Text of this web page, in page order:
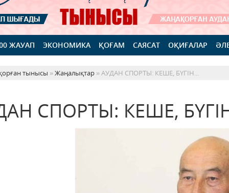
ЖАУАП ЭКОНОМИКА ҚОҒАМ САЯСАТ ОҚИҒАЛАР
тынысы »Жаңалықтар » АУДАН СПОРТЫ: КЕШЕ, БҮГІН...
СПОРТЫ: КЕШЕ,